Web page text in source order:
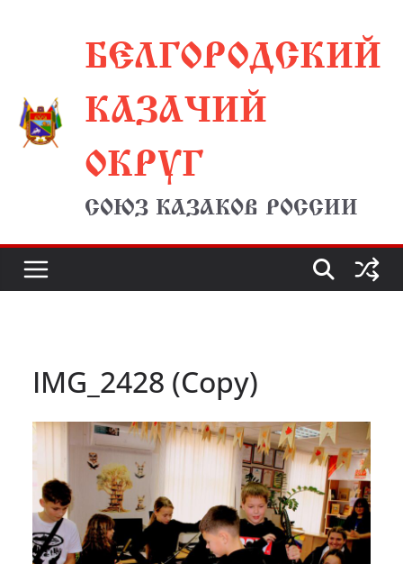
содержимомуБЕЛГОРОДСКИЙ
КАЗАЧИЙ
ОКРУГ
СОЮЗ КАЗАКОВ РОССИИ
IMG_2428 (Copy)